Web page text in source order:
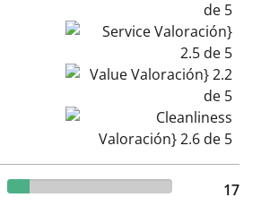
Service Valoración} 2.5 de 5
Value Valoración} 2.2 de 5
Cleanliness Valoración} 2.6
13.18% reviewed Excelente
17